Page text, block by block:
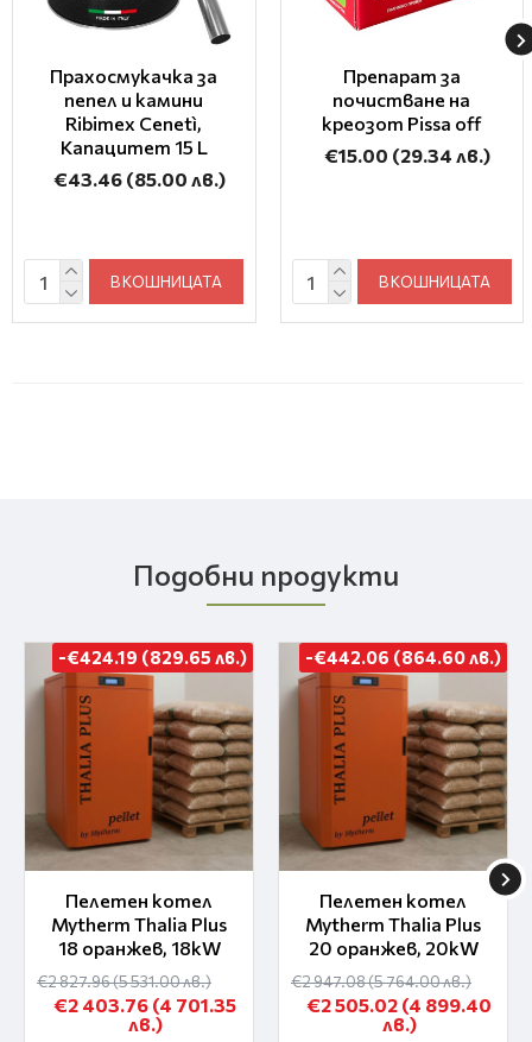
Прахосмукачка за
пепел и камини
Ribimex Cenetì,
Капацитет 15 L
€43.46 (85.00 лв.)
В КОШНИЦАТА
Препарат за
почистване на
креозот Pissa off
€15.00 (29.34 лв.)
В КОШНИЦАТА
Подобни продукти
-€424.19 (829.65 лв.)
Пелетен котел
Mytherm Thalia Plus
18 оранжев, 18kW
€2 403.76 (4 701.35
лв.)
€2 827.96(5 531.00 лв.)
-€442.06 (864.60 лв.)
Пелетен котел
Mytherm Thalia Plus
20 оранжев, 20kW
€2 505.02 (4 899.40
лв.)
€2 947.08(5 764.00 лв.)